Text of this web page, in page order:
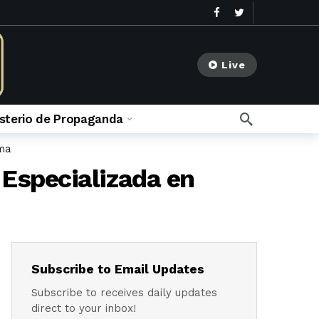
Live
de Propaganda
en
Subscribe to Email Updates
Subscribe to receives daily updates
direct to your inbox!